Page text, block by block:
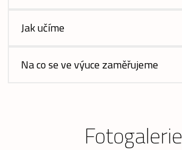
Jak učíme
Na co se ve výuce zaměřujeme
Fotogalerie